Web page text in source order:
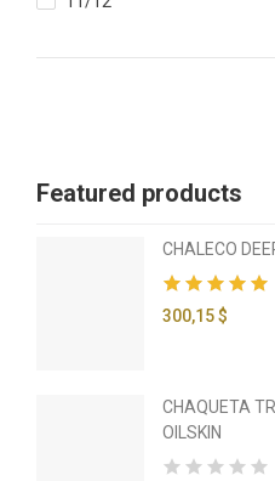
38
43
Featured products
CHALECO
300,15 $
CHAQUETA
OILSKIN